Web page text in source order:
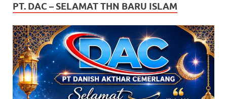
PT. DAC – SELAMAT THN BARU ISLAM